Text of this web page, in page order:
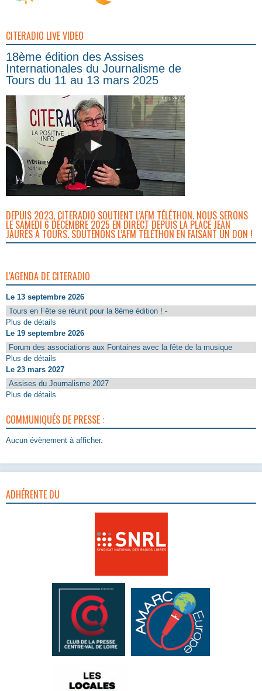
CITERADIO LIVE VIDEO
18ème édition des Assises
Internationales du Journalisme de
Tours du 11 au 13 mars 2025
DEPUIS 2023, CITERADIO SOUTIENT L’AFM TÉLÉTHON. NOUS SERONS
LE SAMEDI 6 DÉCEMBRE 2025 EN DIRECT DEPUIS LA PLACE JEAN
JAURÈS À TOURS. SOUTENONS L’AFM TÉLÉTHON EN FAISANT UN DON !
L'AGENDA DE CITERADIO
Le 13 septembre 2026
Tours en Fête se réunit pour la 8ème édition ! -
Plus de détails
Le 19 septembre 2026
Forum des associations aux Fontaines avec la fête de la musique
Plus de détails
Le 23 mars 2027
Assises du Journalisme 2027
Plus de détails
COMMUNIQUÉS DE PRESSE :
Aucun évènement à afficher.
ADHÉRENTE DU